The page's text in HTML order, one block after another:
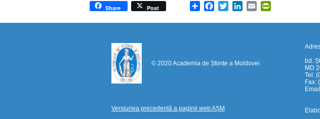
Share
Share Post Facebook
TwitterLinkedIn
Email
© 2020 Academia de Științe a Moldovei
Versiunea precedentă a paginii web AȘM
bd.
MD
Tel:
Fax: